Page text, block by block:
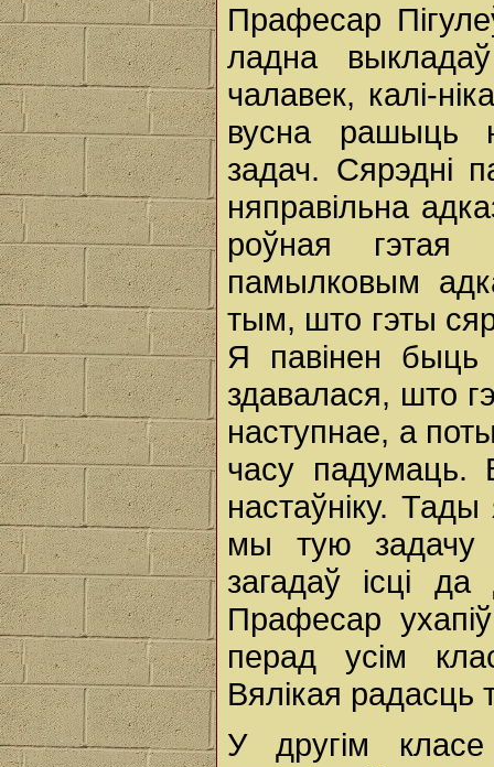
Прафесар
ладна
чалавек, калі-
вусна рашыць
задач. Сярэдні
няправільна
роўная гэтая
памылковым
тым, што гэты
Я павінен
здавалася, што
наступнае, а
часу падумаць.
настаўніку.
мы тую задачу
загадаў ісці
Прафесар
перад усім
Вялікая радасць
У другім